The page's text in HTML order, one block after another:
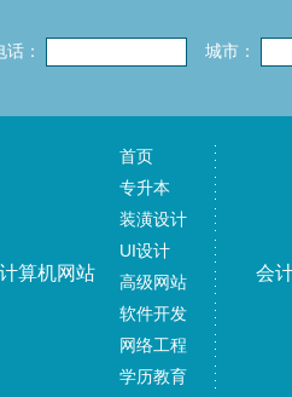
话： 城市：
计算机网站
首页
专升本
装潢设计
UI设计
高级网站
软件开发
网络工程
学历教育
会